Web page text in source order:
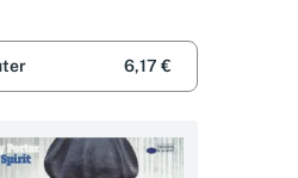
6,17 €